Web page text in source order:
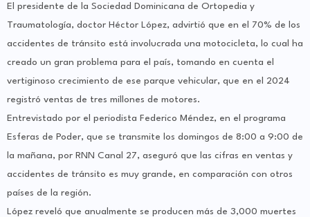
El presidente de la Sociedad Dominicana de Ortopedia y
Traumatología, doctor Héctor López, advirtió que en el 70% de los
accidentes de tránsito está involucrada una motocicleta, lo cual ha
creado un gran problema para el país, tomando en cuenta el
vertiginoso crecimiento de ese parque vehicular, que en el 2024
registró ventas de tres millones de motores.
Entrevistado por el periodista Federico Méndez, en el programa
Esferas de Poder, que se transmite los domingos de 8:00 a 9:00 de
la mañana, por RNN Canal 27, aseguró que las cifras en ventas y
accidentes de tránsito es muy grande, en comparación con otros
países de la región.
López reveló que anualmente se producen más de 3,000 muertes